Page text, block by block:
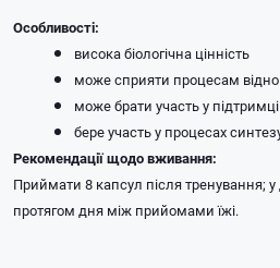
Особливості:
висока біологічна цінність
може сприяти процесам
може брати участь у
бере участь у процесах
Рекомендації щодо вживання:
Приймати 8 капсул після тренування;
протягом дня між прийомами їжі.